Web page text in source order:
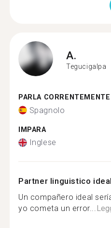
A.
Tegucigalpa
PARLA CORRENTEMENTE
Spagnolo
IMPARA
Inglese
Partner linguistico
Un compañero ideal
yo cometa un error...